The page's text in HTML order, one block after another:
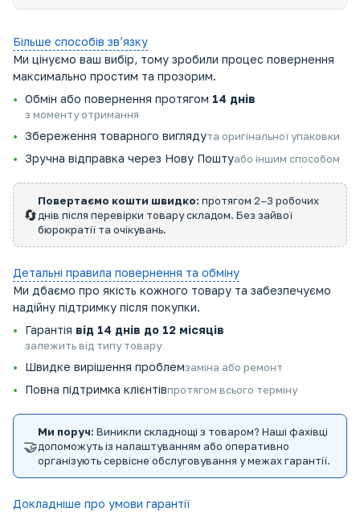
Більше способів звʼязку
Ми цінуємо ваш вибір, тому зробили процес повернення
максимально простим та прозорим.
Обмін або повернення протягом 14 днів
з моменту отримання
Збереження товарного виглядута оригінальної упаковки
Зручна відправка через Нову Поштуабо іншим способом
🔄
Повертаємо кошти швидко: протягом 2–3 робочих
днів після перевірки товару складом. Без зайвої
бюрократії та очікувань.
Детальні правила повернення та обміну
Ми дбаємо про якість кожного товару та забезпечуємо
надійну підтримку після покупки.
Гарантія від 14 днів до 12 місяців
залежить від типу товару
Швидке вирішення проблемзаміна або ремонт
Повна підтримка клієнтівпротягом всього терміну
🤝
Ми поруч: Виникли складнощі з товаром? Наші фахівці
допоможуть із налаштуванням або оперативно
організують сервісне обслуговування у межах гарантії.
Докладніше про умови гарантії